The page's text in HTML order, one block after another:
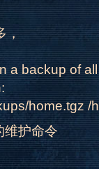
a backup of
home.tgz /
维护命令